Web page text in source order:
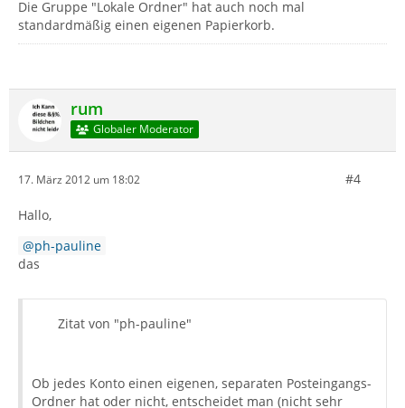
Die Gruppe "Lokale Ordner" hat auch noch mal
standardmäßig einen eigenen Papierkorb.
rum
Globaler Moderator
17. März 2012 um 18:02 #4
Hallo,
ph-pauline
das
Zitat von "ph-pauline"
Ob jedes Konto einen eigenen, separaten Posteingangs-
Ordner hat oder nicht, entscheidet man (nicht sehr